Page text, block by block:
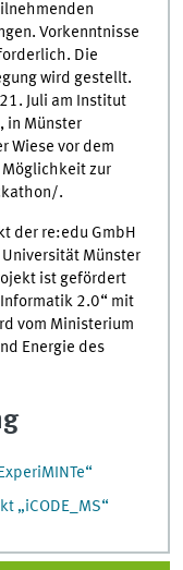
Vorkenntnisse
Die
wird gestellt.
Juli am Institut
in Münster
Wiese vor dem
zur
.
der re:edu GmbH
Universität Münster
ist gefördert
2.0“ mit
vom Ministerium
Energie des
„iCODE_MS“